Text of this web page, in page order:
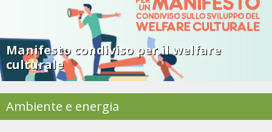
Manifesto condiviso per il welfare
culturale
Ambiente e energia